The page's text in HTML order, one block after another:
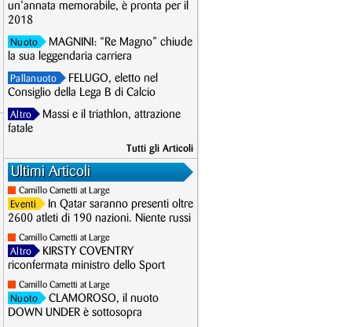
un’annata memorabile, è pronta per il
2018
Nuoto
MAGNINI: “Re Magno” chiude
la sua leggendaria carriera
Pallanuoto
FELUGO, eletto nel
Consiglio della Lega B di Calcio
Altro
Massi e il triathlon, attrazione
fatale
Tutti gli Articoli
Ultimi Articoli
Camillo Cametti at Large
Eventi
In Qatar saranno presenti oltre
2600 atleti di 190 nazioni. Niente russi
Camillo Cametti at Large
Altro
KIRSTY COVENTRY
riconfermata ministro dello Sport
Camillo Cametti at Large
Nuoto
CLAMOROSO, il nuoto
DOWN UNDER è sottosopra